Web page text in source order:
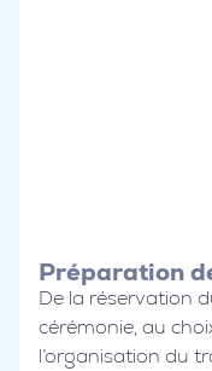
Préparation
De la réservation
cérémonie, au
l’organisation du